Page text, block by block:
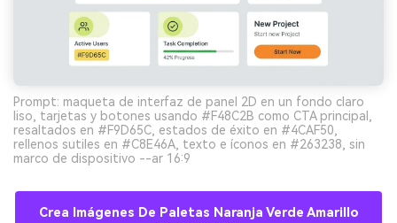
Prompt: maqueta de interfaz de panel 2D en un fondo claro
liso, tarjetas y botones usando #F48C2B como CTA principal,
resaltados en #F9D65C, estados de éxito en #4CAF50,
rellenos sutiles en #C8E46A, texto e íconos en #263238, sin
marco de dispositivo --ar 16:9
Crea Imágenes De Paletas Naranja Verde Amarillo